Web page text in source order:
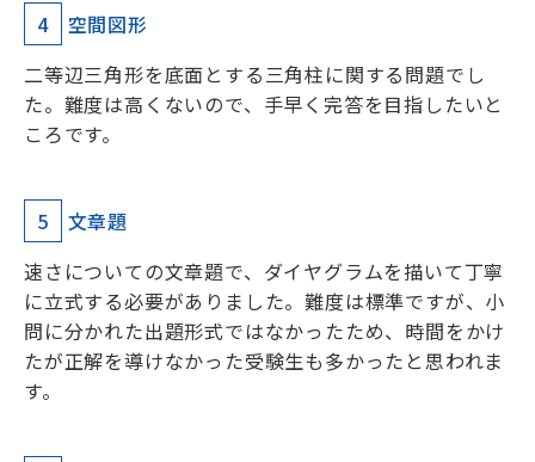
4
空間図形
二等辺三角形を底面とする三角柱に関する問題でし
た。難度は高くないので、手早く完答を目指したいと
ころです。
5
文章題
速さについての文章題で、ダイヤグラムを描いて丁寧
に立式する必要がありました。難度は標準ですが、小
問に分かれた出題形式ではなかったため、時間をかけ
たが正解を導けなかった受験生も多かったと思われま
す。